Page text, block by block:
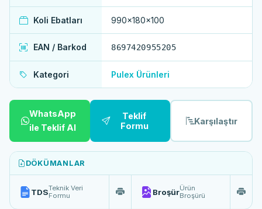
Koli Ebatları 990x180x100
EAN / Barkod 8697420955205
Kategori Pulex Ürünleri
WhatsApp
ile Teklif Al
Teklif
Formu
Karşılaştır
DÖKÜMANLAR
TDSTeknik Veri
Formu
BroşürÜrün
Broşürü